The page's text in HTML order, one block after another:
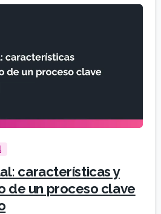
características y
de un proceso clave